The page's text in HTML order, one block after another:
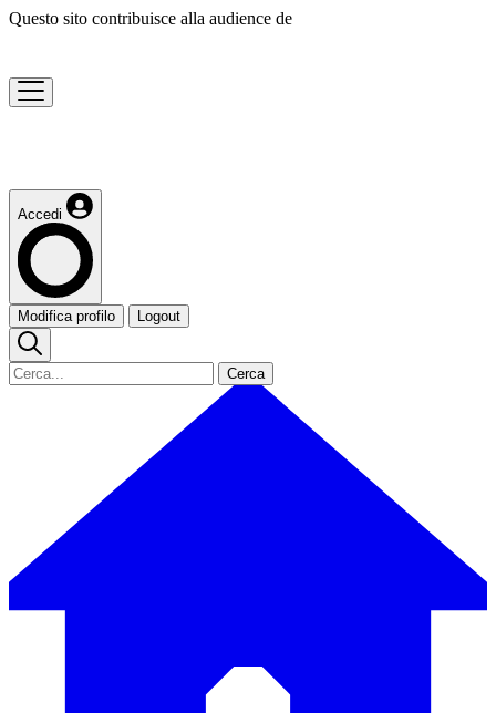
Questo sito contribuisce alla audience de
Accedi
Modifica profilo Logout
Cerca